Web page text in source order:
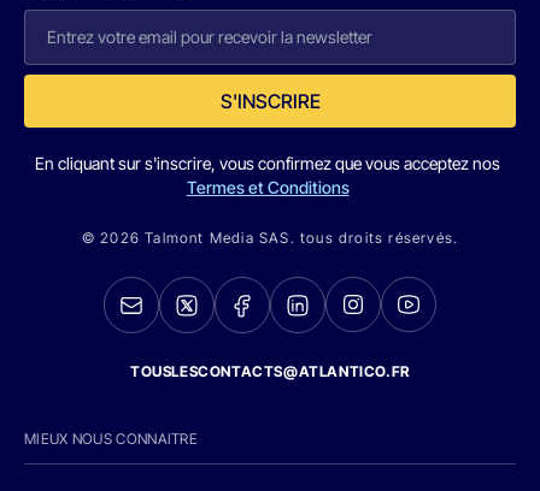
S'INSCRIRE
En cliquant sur s'inscrire, vous confirmez que vous acceptez nos
Termes et Conditions
© 2026 Talmont Media SAS. tous droits réservés.
TOUSLESCONTACTS@ATLANTICO.FR
MIEUX NOUS CONNAITRE